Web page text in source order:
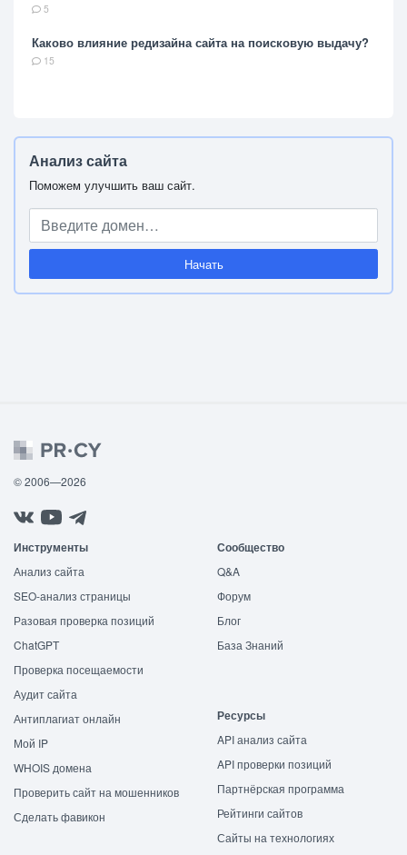
5
Каково влияние редизайна сайта на поисковую выдачу?
15
Анализ сайта
Поможем улучшить ваш сайт.
Начать
© 2006—2026
Инструменты
Анализ сайта
SEO-анализ страницы
Разовая проверка позиций
ChatGPT
Проверка посещаемости
Аудит сайта
Антиплагиат онлайн
Мой IP
WHOIS домена
Проверить сайт на мошенников
Сделать фавикон
Сообщество
Q&A
Форум
Блог
База Знаний
Ресурсы
API анализ сайта
API проверки позиций
Партнёрская программа
Рейтинги сайтов
Сайты на технологиях